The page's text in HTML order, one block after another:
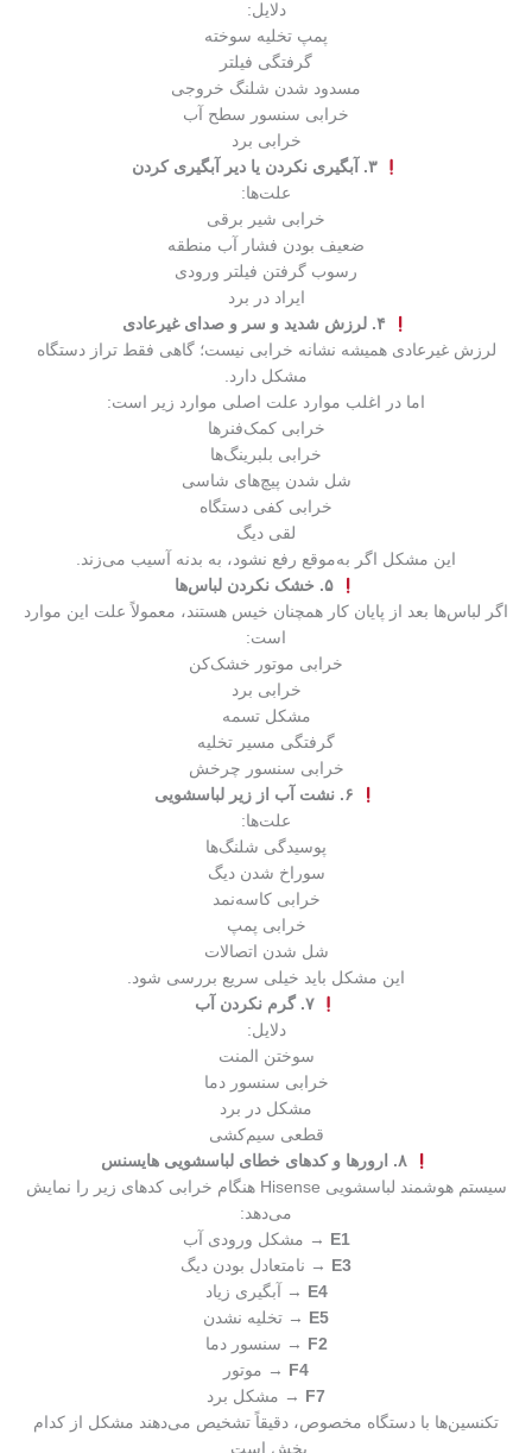
دلایل:
پمپ تخلیه سوخته
گرفتگی فیلتر
مسدود شدن شلنگ خروجی
خرابی سنسور سطح آب
خرابی برد
۳. آبگیری نکردن یا دیر آبگیری کردن
علت‌ها:
خرابی شیر برقی
ضعیف بودن فشار آب منطقه
رسوب گرفتن فیلتر ورودی
ایراد در برد
لرزش غیرعادی همیشه نشانه خرابی نیست؛ گاهی فقط تراز دستگاه
مشکل دارد.
اما در اغلب موارد علت اصلی موارد زیر است:
خرابی کمک‌فنرها
خرابی بلبرینگ‌ها
شل شدن پیچ‌های شاسی
خرابی کفی دستگاه
لقی دیگ
این مشکل اگر به‌موقع رفع نشود، به بدنه آسیب می‌زند.
اگر لباس‌ها بعد از پایان کار همچنان خیس هستند، معمولاً علت این موارد
است:
خرابی موتور خشک‌کن
خرابی برد
مشکل تسمه
گرفتگی مسیر تخلیه
خرابی سنسور چرخش
علت‌ها:
پوسیدگی شلنگ‌ها
سوراخ شدن دیگ
خرابی کاسه‌نمد
خرابی پمپ
شل شدن اتصالات
این مشکل باید خیلی سریع بررسی شود.
۷. گرم نکردن آب
دلایل:
سوختن المنت
خرابی سنسور دما
مشکل در برد
قطعی سیم‌کشی
سیستم هوشمند لباسشویی Hisense هنگام خرابی کدهای زیر را نمایش
می‌دهد:
E1
→ مشکل ورودی آب
E3
→ نامتعادل بودن دیگ
E4
→ آبگیری زیاد
E5
→ تخلیه نشدن
F2
→ سنسور دما
F4
→ موتور
F7
→ مشکل برد
تکنسین‌ها با دستگاه مخصوص، دقیقاً تشخیص می‌دهند مشکل از کدام
بخش است.